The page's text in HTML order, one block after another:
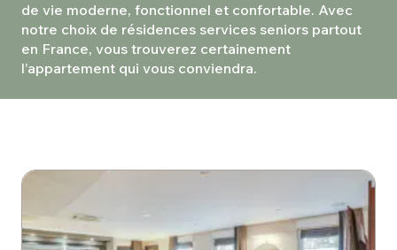
de vie moderne, fonctionnel et confortable. Avec
notre choix de résidences services seniors partout
en France, vous trouverez certainement
l’appartement qui vous conviendra.